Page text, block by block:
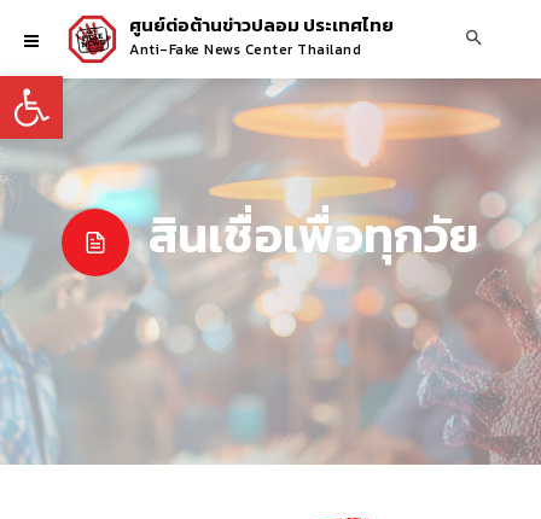
Open toolbar
ศูนย์ต่อต้านข่าวปลอม ประเทศไทย
Anti-Fake News Center Thailand
สินเชื่อเพื่อทุกวัย